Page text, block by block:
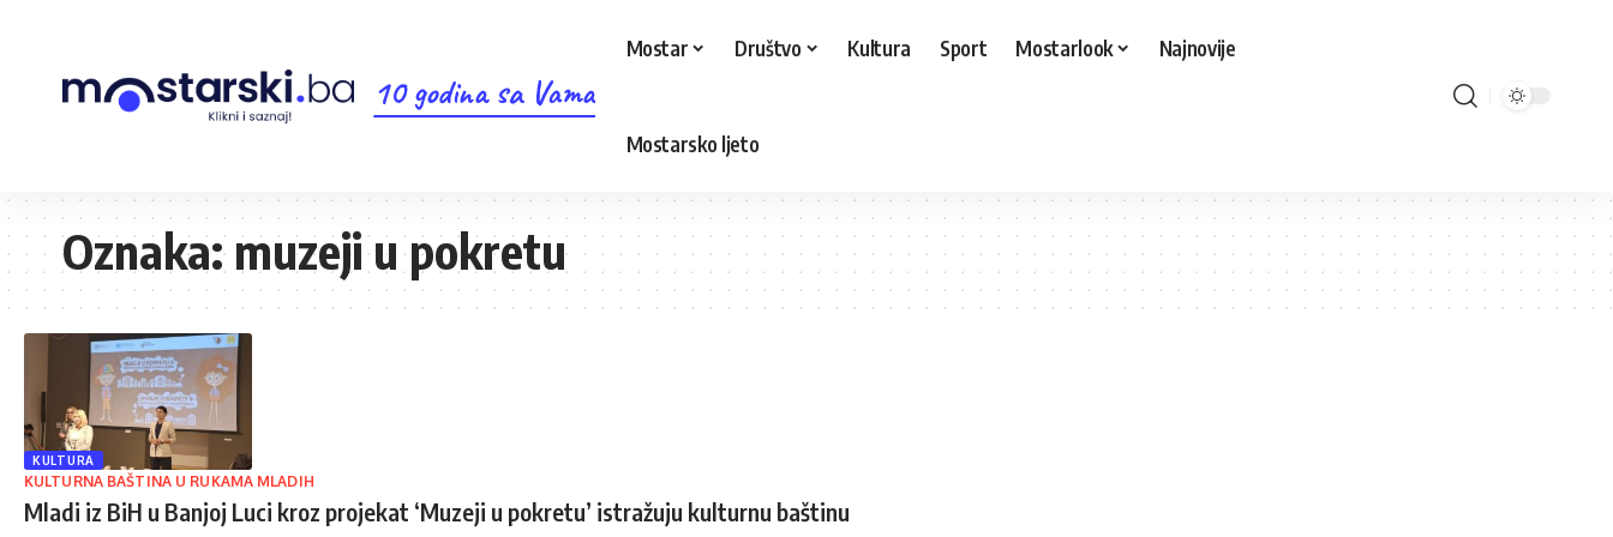
10 godina sa Vama
Mostar Društvo Kultura Sport Mostarlook Najnovije
Mostarsko ljeto
Oznaka:muzeji u pokretu
KULTURA
KULTURNA BAŠTINA U RUKAMA MLADIH
Mladi iz BiH u Banjoj Luci kroz projekat ‘Muzeji u pokretu’ istražuju kulturnu baštinu